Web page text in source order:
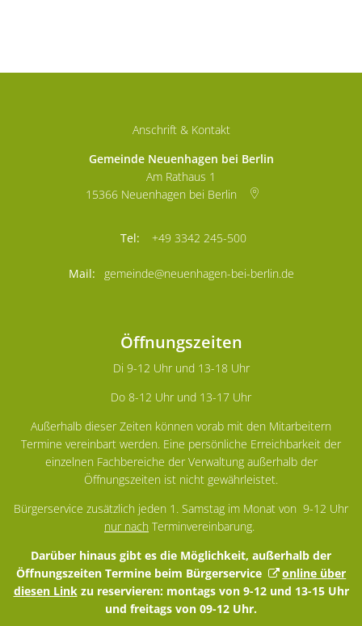
Anschrift & Kontakt
Gemeinde Neuenhagen bei Berlin
Am Rathaus 1
15366 Neuenhagen bei Berlin
+49 3342 245-500
gemeinde@neuenhagen-bei-berlin.de
Öffnungszeiten
Di 9-12 Uhr und 13-18 Uhr
Do 8-12 Uhr und 13-17 Uhr
Außerhalb dieser Zeiten können vorab mit den Mitarbeitern
Termine vereinbart werden. Eine persönliche Erreichbarkeit der
einzelnen Fachbereiche der Verwaltung außerhalb der
Öffnungszeiten ist nicht gewährleistet.
Bürgerservice zusätzlich jeden 1. Samstag im Monat von 9-12 Uhr
nur nach Terminvereinbarung.
Darüber hinaus gibt es die Möglichkeit, außerhalb der
Öffnungszeiten Termine beim Bürgerservice
online über
diesen Linkzu reservieren: montags von 9-12 und 13-15 Uhr
und freitags von 09-12 Uhr.